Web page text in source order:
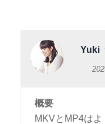
Yuki
概要
MKVとMP4は